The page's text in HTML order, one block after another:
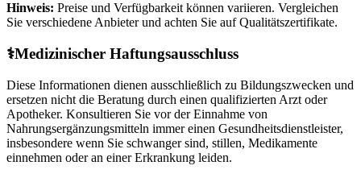
Hinweis: Preise und Verfügbarkeit können variieren. Vergleichen
Sie verschiedene Anbieter und achten Sie auf Qualitätszertifikate.
⚕️Medizinischer Haftungsausschluss
Diese Informationen dienen ausschließlich zu Bildungszwecken und
ersetzen nicht die Beratung durch einen qualifizierten Arzt oder
Apotheker. Konsultieren Sie vor der Einnahme von
Nahrungsergänzungsmitteln immer einen Gesundheitsdienstleister,
insbesondere wenn Sie schwanger sind, stillen, Medikamente
einnehmen oder an einer Erkrankung leiden.